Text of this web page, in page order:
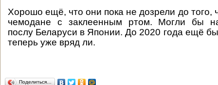
Хорошо ещё, что они пока не дозрели до того,
чемодане с заклеенным ртом. Могли бы
послу Беларуси в Японии. До 2020 года ещё бы
теперь уже вряд ли.
Поделиться…